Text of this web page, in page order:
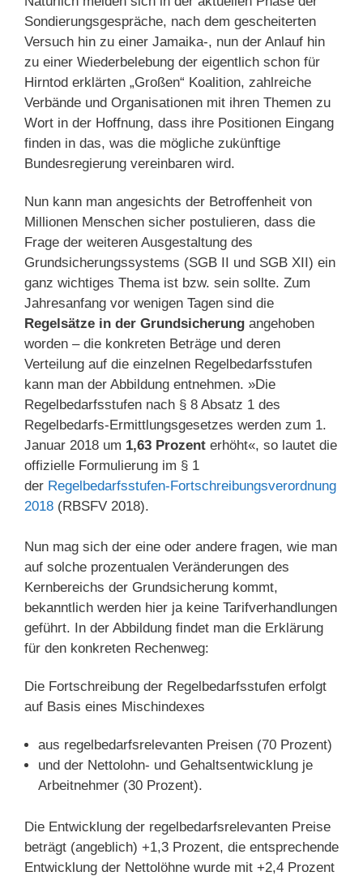
Sondierungsgespräche, nach dem gescheiterten
Versuch hin zu einer Jamaika-, nun der Anlauf hin
zu einer Wiederbelebung der eigentlich schon für
Hirntod erklärten „Großen“ Koalition, zahlreiche
Verbände und Organisationen mit ihren Themen zu
Wort in der Hoffnung, dass ihre Positionen Eingang
finden in das, was die mögliche zukünftige
Bundesregierung vereinbaren wird.
Nun kann man angesichts der Betroffenheit von
Millionen Menschen sicher postulieren, dass die
Frage der weiteren Ausgestaltung des
Grundsicherungssystems (SGB II und SGB XII) ein
ganz wichtiges Thema ist bzw. sein sollte. Zum
Jahresanfang vor wenigen Tagen sind die
Regelsätze in der Grundsicherung angehoben
worden – die konkreten Beträge und deren
Verteilung auf die einzelnen Regelbedarfsstufen
kann man der Abbildung entnehmen. »Die
Regelbedarfsstufen nach § 8 Absatz 1 des
Regelbedarfs-Ermittlungsgesetzes werden zum 1.
Januar 2018 um 1,63 Prozent erhöht«, so lautet die
offizielle Formulierung im § 1
der Regelbedarfsstufen-Fortschreibungsverordnung
2018 (RBSFV 2018).
Nun mag sich der eine oder andere fragen, wie man
auf solche prozentualen Veränderungen des
Kernbereichs der Grundsicherung kommt,
bekanntlich werden hier ja keine Tarifverhandlungen
geführt. In der Abbildung findet man die Erklärung
für den konkreten Rechenweg:
Die Fortschreibung der Regelbedarfsstufen erfolgt
auf Basis eines Mischindexes
aus regelbedarfsrelevanten Preisen (70 Prozent)
und der Nettolohn- und Gehaltsentwicklung je
Arbeitnehmer (30 Prozent).
Die Entwicklung der regelbedarfsrelevanten Preise
beträgt (angeblich) +1,3 Prozent, die entsprechende
Entwicklung der Nettolöhne wurde mit +2,4 Prozent